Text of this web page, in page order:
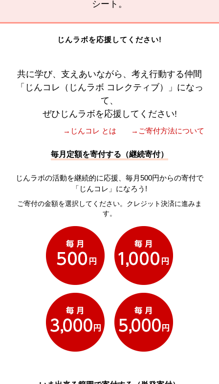
シート。
じんラボを応援してください!
共に学び、支えあいながら、考え行動する仲間
「じんコレ（じんラボ コレクティブ）」になっ
て、
ぜひじんラボを応援してください!
→じんコレ とは →ご寄付方法について
毎月定額を寄付する（継続寄付）
じんラボの活動を継続的に応援、毎月500円からの寄付で
「じんコレ」になろう!
ご寄付の金額を選択してください。クレジット決済に進みま
す。